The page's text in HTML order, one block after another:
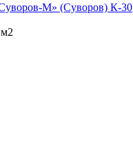
М» (Суворов) К-30